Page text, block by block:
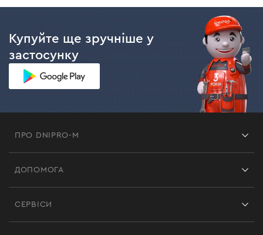
Купуйте ще зручніше у
застосунку
ПРО DNIPRO-M
ДОПОМОГА
СЕРВІСИ